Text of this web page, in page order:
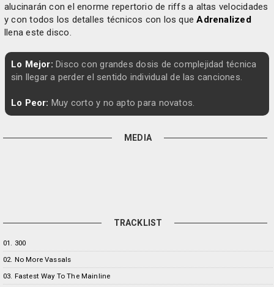
alucinarán con el enorme repertorio de riffs a altas velocidades
y con todos los detalles técnicos con los queAdrenalized
llena este disco.
Lo Mejor: Disco con grandes dosis de complejidad técnica
sin llegar a perder el sentido individual de las canciones.
Lo Peor: Muy corto y no apto para novatos.
MEDIA
TRACKLIST
01. 300
02. No More Vassals
03. Fastest Way To The Mainline